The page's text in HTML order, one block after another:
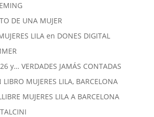
DE UNA MUJER
LILA en DONES DIGITAL
y… VERDADES JAMÁS CONTADAS
LIBRO MUJERES LILA, BARCELONA
MUJERES LILA A BARCELONA